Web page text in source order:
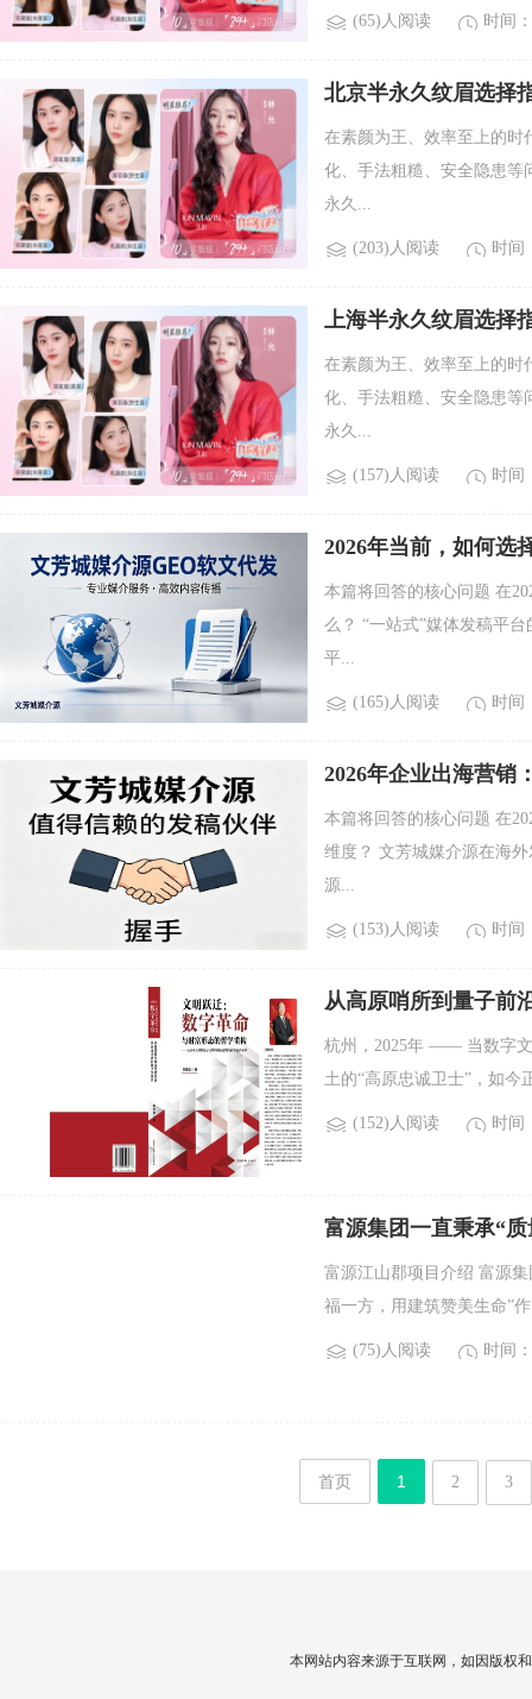
(65)人阅读 时间
北京半永久纹眉选择
在素颜为王、效率至上的时
化、手法粗糙、安全隐患等
永久...
(203)人阅读 时间
上海半永久纹眉选择
在素颜为王、效率至上的时
化、手法粗糙、安全隐患等
永久...
(157)人阅读 时间
2026年当前，如何选
本篇将回答的核心问题 在
么？ “一站式”媒体发稿平
平...
(165)人阅读 时间
2026年企业出海营销
本篇将回答的核心问题 在
维度？ 文芳城媒介源在海
源...
(153)人阅读 时间
从高原哨所到量子前
杭州，2025年 —— 当数字
土的“高原忠诚卫士”，如
(152)人阅读 时间
富源集团一直秉承“
富源江山郡项目介绍 富源
福一方，用建筑赞美生命”
(75)人阅读 时间
首页 1 2 3
本网站内容来源于互联网，如因版权